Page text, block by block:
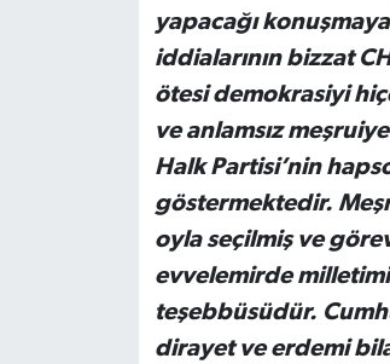
yapacağı
iddialarının bizzat
ötesi demokrasiyi hiçe
ve anlamsız
Halk Partisi’nin
göstermektedir.
oyla seçilmiş ve
evvelemirde
teşebbüsüdür.
dirayet ve erdemi